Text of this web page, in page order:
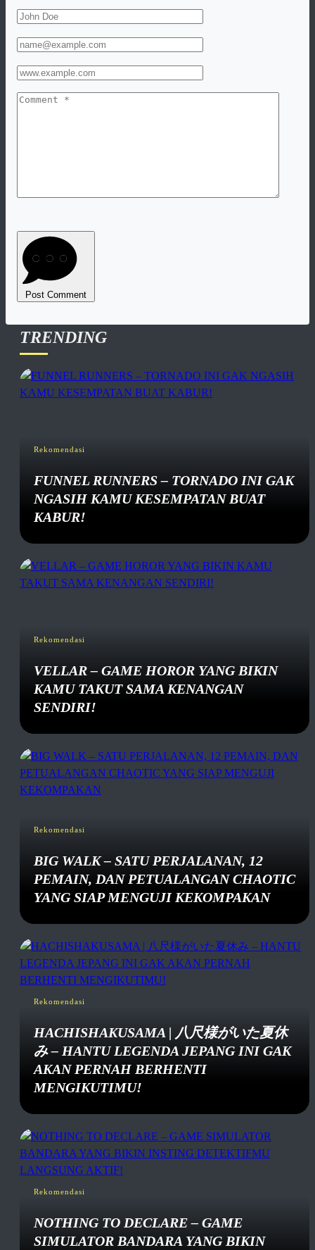
Post Comment
TRENDING
Rekomendasi
FUNNEL RUNNERS – TORNADO INI GAK
NGASIH KAMU KESEMPATAN BUAT
KABUR!
Rekomendasi
VELLAR – GAME HOROR YANG BIKIN
KAMU TAKUT SAMA KENANGAN
SENDIRI!
Rekomendasi
BIG WALK – SATU PERJALANAN, 12
PEMAIN, DAN PETUALANGAN CHAOTIC
YANG SIAP MENGUJI KEKOMPAKAN
Rekomendasi
HACHISHAKUSAMA | 八尺様がいた夏休
み – HANTU LEGENDA JEPANG INI GAK
AKAN PERNAH BERHENTI
MENGIKUTIMU!
Rekomendasi
NOTHING TO DECLARE – GAME
SIMULATOR BANDARA YANG BIKIN